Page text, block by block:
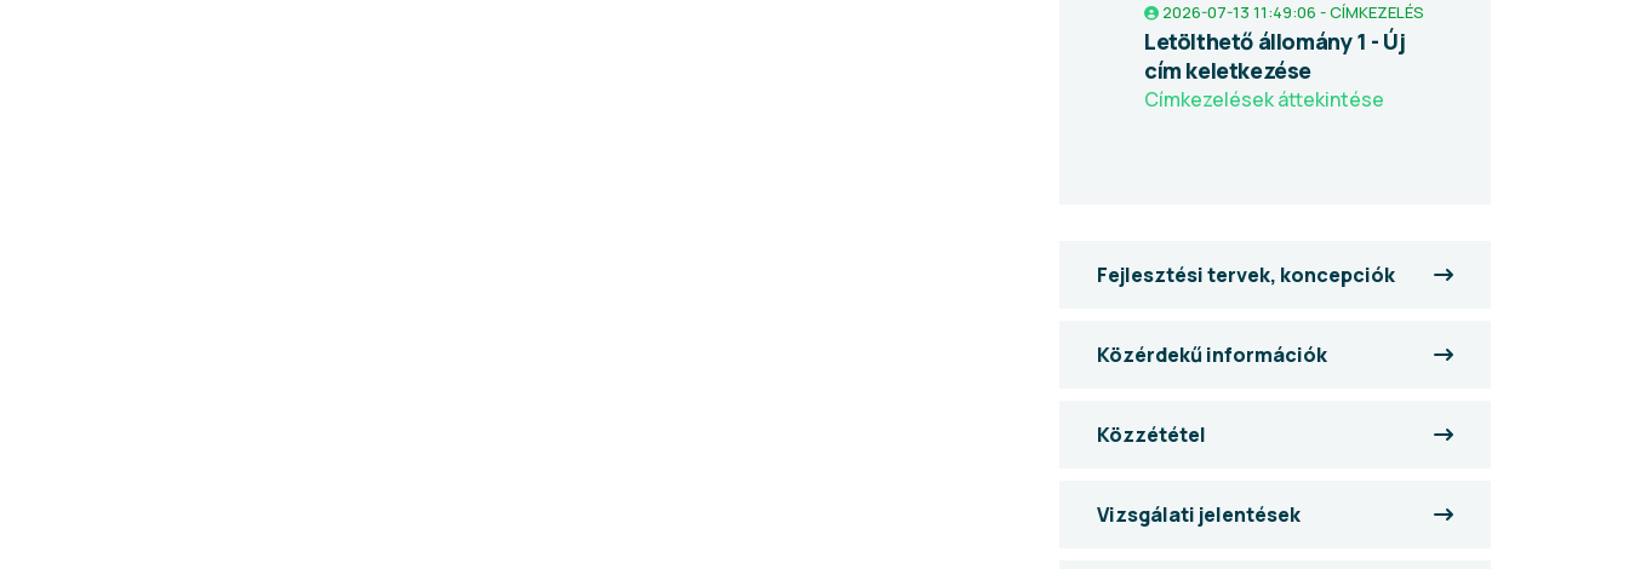
2026-07-13 11:49:06 - CÍMKEZELÉS
Letölthető állomány 1 - Új
cím keletkezése
Címkezelések áttekintése
Fejlesztési tervek, koncepciók
Közérdekű információk
Közzététel
Vizsgálati jelentések